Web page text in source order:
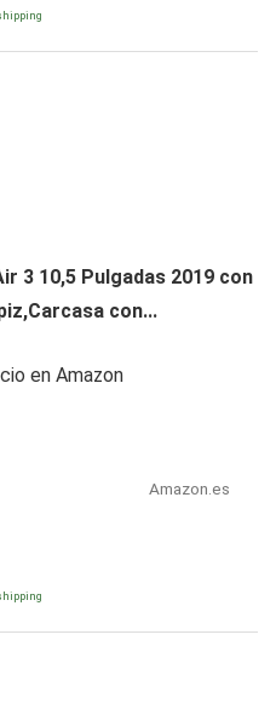
3 10,5 Pulgadas 2019 con
con...
en Amazon
Amazon.es